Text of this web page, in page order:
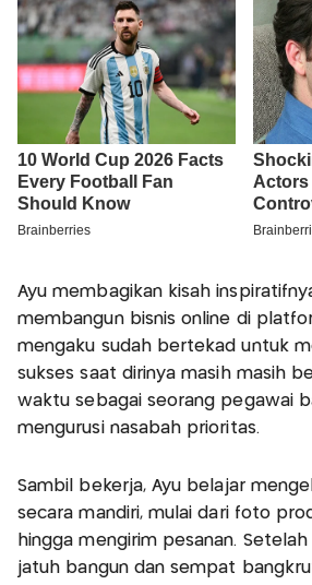
Ayu membagikan kisah
membangun bisnis online di
mengaku sudah bertekad untuk
sukses saat dirinya masih masih
waktu sebagai seorang pegawai
mengurusi nasabah prioritas.
Sambil bekerja, Ayu belajar
secara mandiri, mulai dari foto
hingga mengirim pesanan.
jatuh bangun dan sempat